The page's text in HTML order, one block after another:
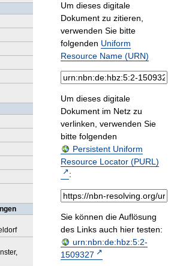
Um dieses digitale
Dokument zu zitieren,
verwenden Sie bitte
folgenden Uniform
Resource Name (URN)
Um dieses digitale
Dokument im Netz zu
verlinken, verwenden Sie
bitte folgenden
Persistent Uniform
Resource Locator (PURL)
:
Sie können die Auflösung
des Links auch hier testen:
urn:nbn:de:hbz:5:2-
1509327